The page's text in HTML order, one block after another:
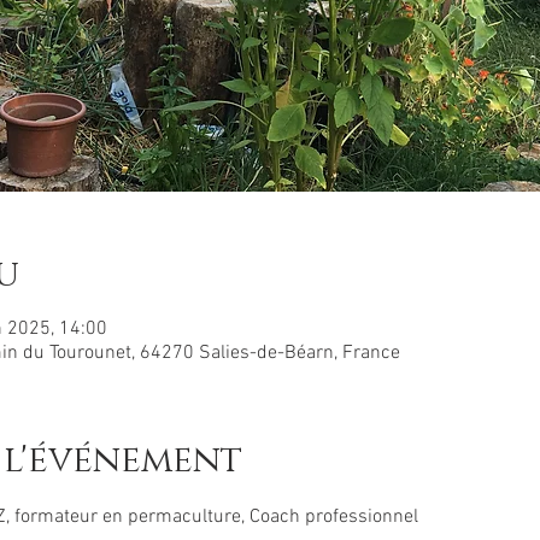
14:00
du Tourounet, 64270 Salies-de-Béarn, France
formateur en permaculture, Coach professionnel